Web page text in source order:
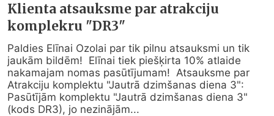
Klienta atsauksme par atrakciju
komplekru "DR3"
Paldies Elīnai Ozolai par tik pilnu atsauksmi un tik
jaukām bildēm!  Elīnai tiek piešķirta 10% atlaide
nakamajam nomas pasūtījumam!  Atsauksme par
Atrakciju komplektu "Jautrā dzimšanas diena 3":
Pasūtījām komplektu "Jautrā dzimšanas diena 3"
(kods DR3), jo nezinājām...